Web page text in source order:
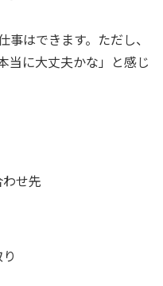
はできます。ただし、
当に大丈夫かな」と感じ
せ先